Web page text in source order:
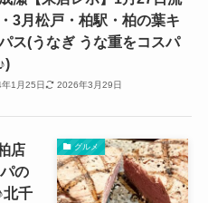
3月松戸・柏駅・柏の葉キ
ス(うなぎ うな重をコスパ
1月25日 2026年3月29日
グルメ
店
の
北千